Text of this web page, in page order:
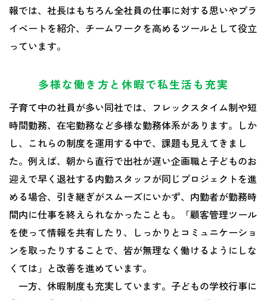
報では、社長はもちろん全社員の仕事に対する思いやプラ
イベートを紹介、チームワークを高めるツールとして役立
っています。
多様な働き方と休暇で私生活も充実
子育て中の社員が多い同社では、フレックスタイム制や短
時間勤務、在宅勤務など多様な勤務体系があります。しか
し、これらの制度を運用する中で、課題も見えてきまし
た。例えば、朝から直行で出社が遅い企画職と子どものお
迎えで早く退社する内勤スタッフが同じプロジェクトを進
める場合、引き継ぎがスムーズにいかず、内勤者が勤務時
間内に仕事を終えられなかったことも。「顧客管理ツール
を使って情報を共有したり、しっかりとコミュニケーショ
ンを取ったりすることで、皆が無理なく働けるようにしな
くては」と改善を進めています。
一方、休暇制度も充実しています。子どもの学校行事に